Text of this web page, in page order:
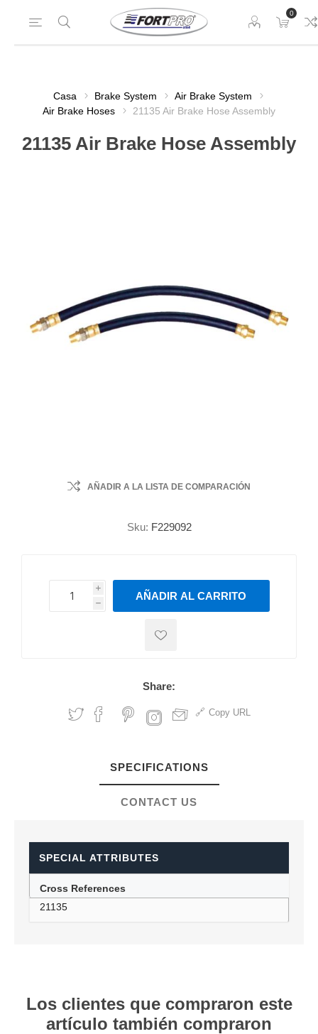
0
Casa Brake System
Air Brake System
Air Brake Hoses
21135 Air Brake Hose Assembly
21135 Air Brake Hose Assembly
AÑADIR A LA LISTA DE COMPARACIÓN
Sku: F229092
i
h
h
AÑADIR AL CARRITO
Share:
Copy URL
SPECIFICATIONS
CONTACT US
SPECIAL ATTRIBUTES
Cross References
21135
Los clientes que compraron este
artículo también compraron